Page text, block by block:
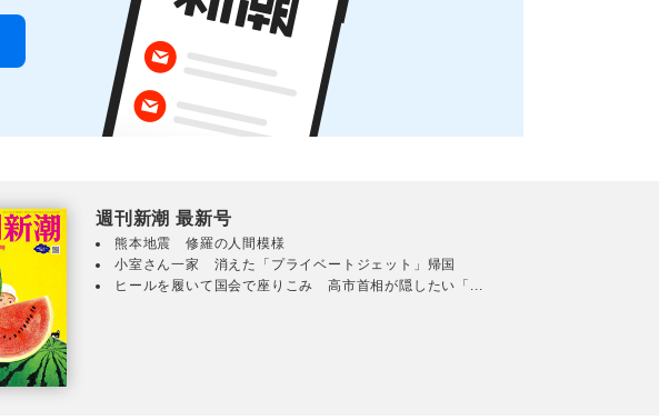
週刊新潮 最新号
熊本地震 修羅の人間模様
小室さん一家 消えた「プライベートジェット」帰国
ヒールを履いて国会で座りこみ 高市首相が隠したい「...